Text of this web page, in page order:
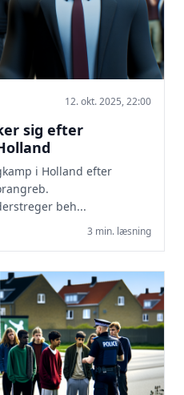
12. okt. 2025, 22:00
sig efter
i Holland efter
beh...
3 min. læsning